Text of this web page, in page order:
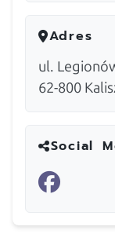
Adres
ul.
62-800
Social